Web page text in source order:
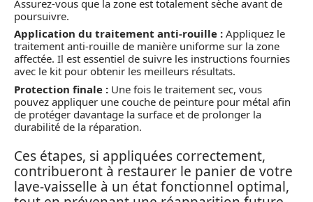
Assurez-vous que la zone est totalement sèche avant de
poursuivre.
Application du traitement anti-rouille : Appliquez le
traitement anti-rouille de manière uniforme sur la zone
affectée. Il est essentiel de suivre les instructions fournies
avec le kit pour obtenir les meilleurs résultats.
Protection finale : Une fois le traitement sec, vous
pouvez appliquer une couche de peinture pour métal afin
de protéger davantage la surface et de prolonger la
durabilité de la réparation.
Ces étapes, si appliquées correctement,
contribueront à restaurer le panier de votre
lave-vaisselle à un état fonctionnel optimal,